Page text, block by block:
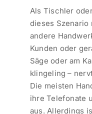
Als Tischler
dieses Szenario
andere
Kunden oder
Säge oder am
klingeling –
Die meisten
ihre Telefonate
aus. Allerdings